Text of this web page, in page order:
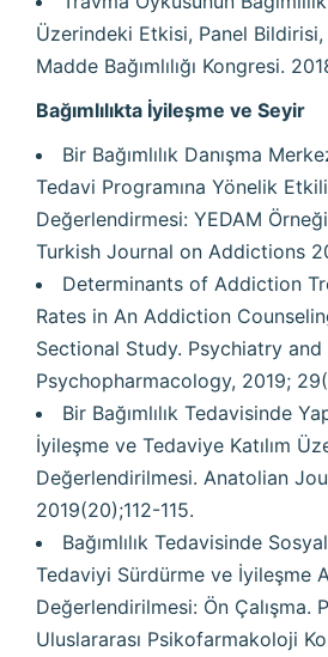
Üzerindeki Etkisi, Panel
Madde Bağımlılığı Kongresi.
Bağımlılıkta İyileşme ve Seyir
Bir Bağımlılık Danışma
Tedavi Programına Yönelik
Değerlendirmesi: YEDAM
Turkish Journal on Addictions
Determinants of Addiction
Rates in An Addiction
Sectional Study. Psychiatry and
Psychopharmacology, 2019;
Bir Bağımlılık Tedavisinde
İyileşme ve Tedaviye Katılım
Değerlendirilmesi. Anatolian
2019(20);112-115.
Bağımlılık Tedavisinde
Tedaviyi Sürdürme ve İyileşme
Değerlendirilmesi: Ön Çalışma.
Uluslararası Psikofarmakoloji